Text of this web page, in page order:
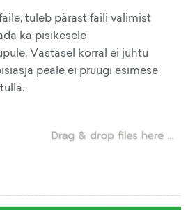
tuleb pärast faili valimist
ka pisikesele
Vastasel korral ei juhtu
peale ei pruugi esimese